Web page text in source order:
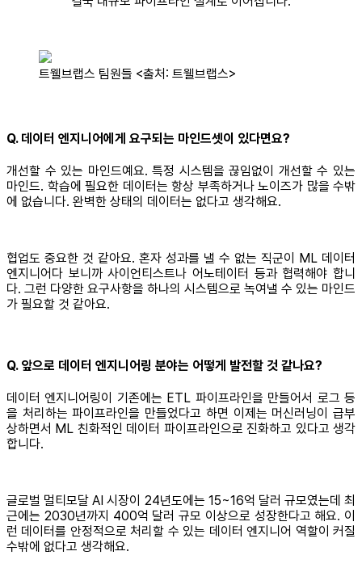
트웰브랩스 팀원들 <출처: 트웰브랩스>
Q. 데이터 엔지니어에게 요구되는 마인드셋이 있다면요?
개선할 수 있는 마인드예요. 특정 시스템을 끊임없이 개선할 수 있는
마인드. 학습에 필요한 데이터는 항상 부족하거나 노이즈가 많을 수밖
에 없습니다. 완벽한 상태의 데이터는 없다고 생각해요.
협업도 중요한 것 같아요. 혼자 성과를 낼 수 없는 직군이 ML 데이터
엔지니어다 보니까 사이언티스트나 어노테이터 등과 협력해야 합니
다. 그런 다양한 요구사항을 하나의 시스템으로 녹여낼 수 있는 마인드
가 필요할 것 같아요.
Q. 앞으로 데이터 엔지니어링 분야는 어떻게 발전할 것 같나요?
데이터 엔지니어링이 기존에는 ETL 파이프라인을 만들어서 로그 등
을 처리하는 파이프라인을 만들었다고 하면 이제는 머신러닝이 급부
상하면서 ML 친화적인 데이터 파이프라인으로 진화하고 있다고 생각
합니다.
글로벌 멀티모달 AI 시장이 24년도에는 15~16억 달러 규모였는데 최
근에는 2030년까지 400억 달러 규모 이상으로 성장한다고 해요. 이
런 데이터를 안정적으로 처리할 수 있는 데이터 엔지니어 역할이 커질
수밖에 없다고 생각해요.